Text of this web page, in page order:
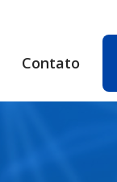
Contato